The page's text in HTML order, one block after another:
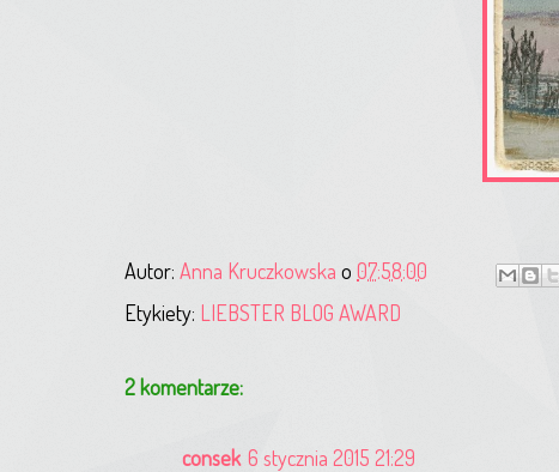
Autor: Anna Kruczkowska o 07:58:00
Etykiety: LIEBSTER BLOG AWARD
2 komentarze:
consek 6 stycznia 2015 21:29